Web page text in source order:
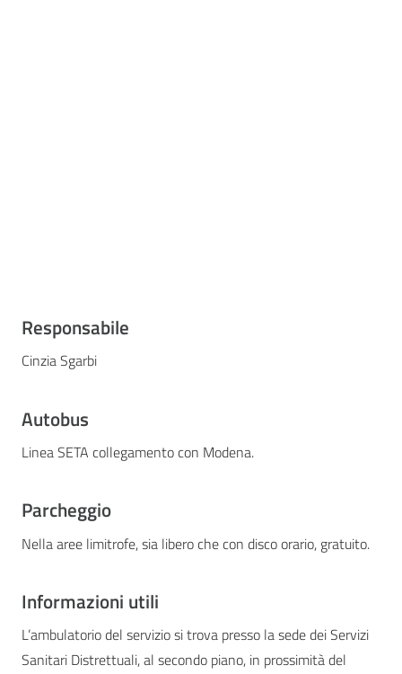
Responsabile
Cinzia Sgarbi
Autobus
Linea SETA collegamento con Modena.
Parcheggio
Nella aree limitrofe, sia libero che con disco orario, gratuito.
Informazioni utili
L’ambulatorio del servizio si trova presso la sede dei Servizi
Sanitari Distrettuali, al secondo piano, in prossimità del